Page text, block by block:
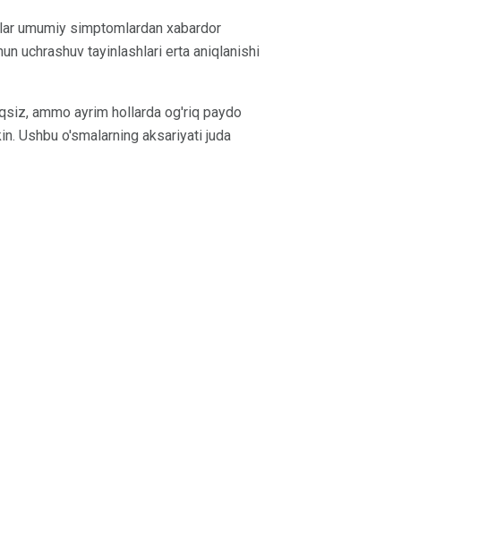
umumiy simptomlardan xabardor
uchrashuv tayinlashlari erta aniqlanishi
ammo ayrim hollarda og'riq paydo
Ushbu o'smalarning aksariyati juda